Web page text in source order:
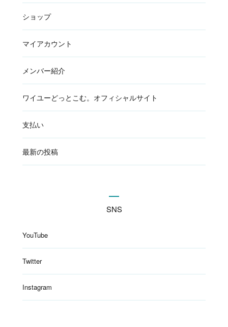
ショップ
マイアカウント
メンバー紹介
ワイユーどっとこむ。オフィシャルサイト
支払い
最新の投稿
SNS
YouTube
Twitter
Instagram